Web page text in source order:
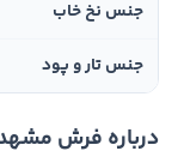
جنس نخ خاب
جنس تار و پود
درباره فرش